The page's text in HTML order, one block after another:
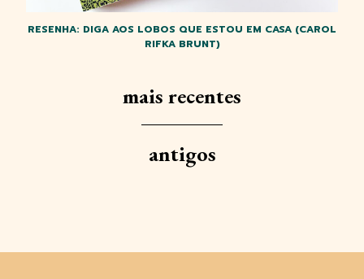
RESENHA: DIGA AOS LOBOS QUE ESTOU EM CASA (CAROL
RIFKA BRUNT)
mais recentes
antigos